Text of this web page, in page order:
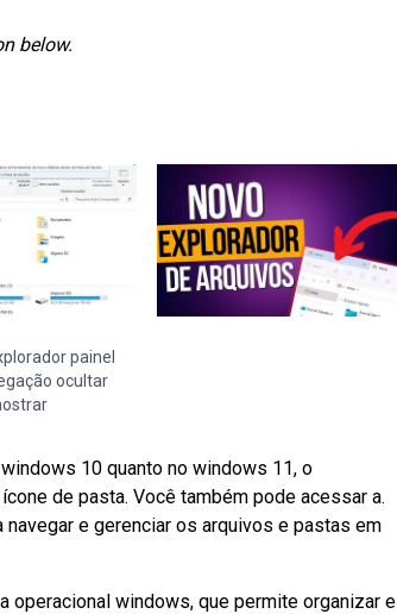
below.
painel
ocultar
10 quanto no windows 11, o
de pasta. Você também pode acessar a.
e gerenciar os arquivos e pastas em
windows, que permite organizar e